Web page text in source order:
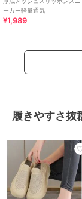
ーカー軽量通気
¥1,989
履きやすさ抜